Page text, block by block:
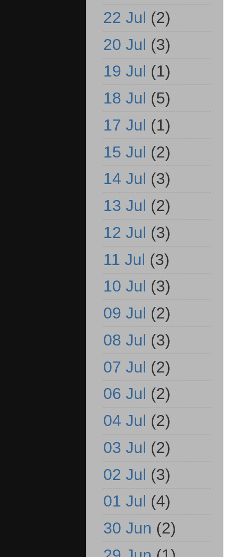
22 Jul (2)
20 Jul (3)
19 Jul (1)
18 Jul (5)
17 Jul (1)
15 Jul (2)
14 Jul (3)
13 Jul (2)
12 Jul (3)
11 Jul (3)
10 Jul (3)
09 Jul (2)
08 Jul (3)
07 Jul (2)
06 Jul (2)
04 Jul (2)
03 Jul (2)
02 Jul (3)
01 Jul (4)
30 Jun (2)